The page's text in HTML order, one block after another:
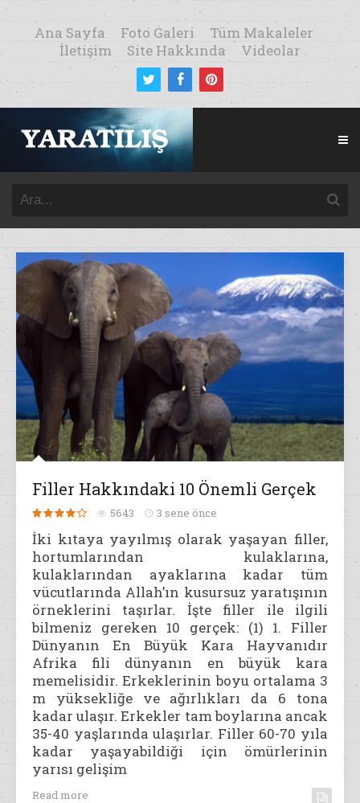
Ana Sayfa Foto Galeri
Tüm Makaleler
İletişim
Site Hakkında Videolar
Filler Hakkındaki 10 Önemli Gerçek
5643 3 sene önce
İki kıtaya yayılmış olarak yaşayan filler,
hortumlarından kulaklarına,
kulaklarından ayaklarına kadar tüm
vücutlarında Allah’ın kusursuz yaratışının
örneklerini taşırlar. İşte filler ile ilgili
bilmeniz gereken 10 gerçek: (1) 1. Filler
Dünyanın En Büyük Kara Hayvanıdır
Afrika fili dünyanın en büyük kara
memelisidir. Erkeklerinin boyu ortalama 3
m yüksekliğe ve ağırlıkları da 6 tona
kadar ulaşır. Erkekler tam boylarına ancak
35-40 yaşlarında ulaşırlar. Filler 60-70 yıla
kadar yaşayabildiği için ömürlerinin
yarısı gelişim
Read more